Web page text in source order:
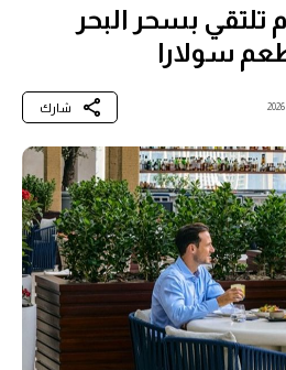
تلتقي بسحر البحر
سولارا
شارك